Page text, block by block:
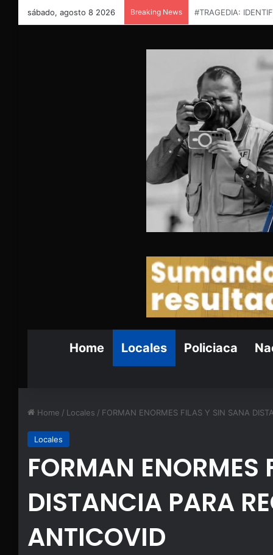
sábado, agosto 8 2026 Breaking News
Home Locales Policiaca
Home / Locales / FORMAN ENORMES FILAS Y SIN SANA
Locales
FORMAN ENORMES
DISTANCIA PARA
ANTICOVID